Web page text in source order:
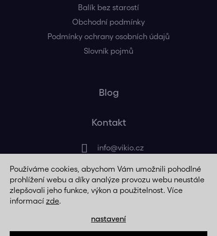
Používáme cookies, abychom Vám umožnili pohodlné
prohlížení webu a díky analýze provozu webu neustále
zlepšovali jeho funkce, výkon a použitelnost. Více
informací zde.
nastavení
Balík bez starostí
Obchodní podmínky
Podmínky ochrany osobních údajů
Slovník pojmů
Blog
Kontakt
info@vikio.cz
+420 725 320 508